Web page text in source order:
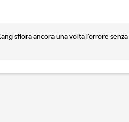
sfiora ancora una volta l'orrore